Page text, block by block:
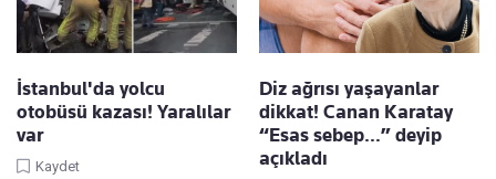
İstanbul'da yolcu
otobüsü kazası! Yaralılar
var
Kaydet
Diz ağrısı yaşayanlar
dikkat! Canan Karatay
“Esas sebep…” deyip
açıkladı